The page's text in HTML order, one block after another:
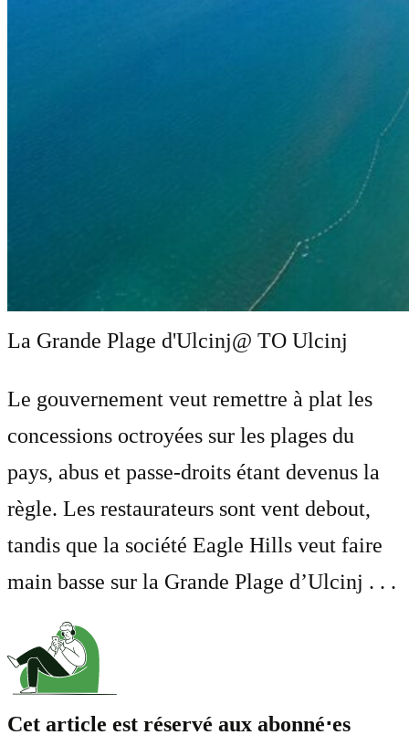
La Grande Plage d'Ulcinj@ TO Ulcinj
Le gouvernement veut remettre à plat les
concessions octroyées sur les plages du
pays, abus et passe-droits étant devenus la
règle. Les restaurateurs sont vent debout,
tandis que la société Eagle Hills veut faire
main basse sur la Grande Plage d’Ulcinj . . .
Cet article est réservé aux abonné⋅es